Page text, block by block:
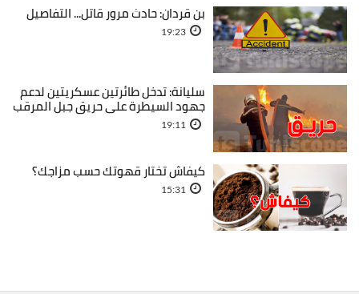
بن قردان: حادث مرور قاتل... التفاصيل
19:23
سليانة: تدخل طائرتين عسكريتين لدعم
جهود السيطرة على حريق جبل المرقب
19:11
كيفاش تختار قهوتك حسب مزاجك؟
15:31